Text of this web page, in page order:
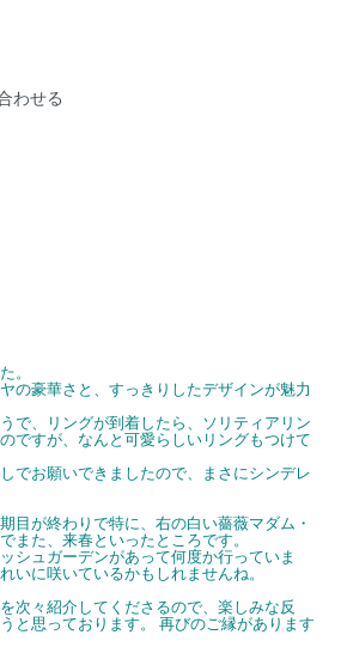
わせる
。
の豪華さと、すっきりしたデザインが魅力
で、リングが到着したら、ソリティアリン
ですが、なんと可愛らしいリングもつけて
でお願いできましたので、まさにシンデレ
目が終わりで特に、右の白い薔薇マダム・
また、来春といったところです。
シュガーデンがあって何度か行っていま
いに咲いているかもしれませんね。
次々紹介してくださるので、楽しみな反
と思っております。 再びのご縁があります